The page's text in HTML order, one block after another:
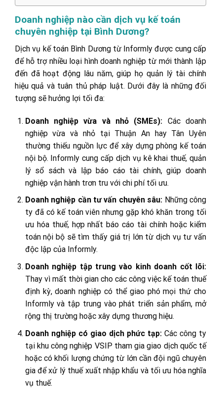
Doanh nghiệp nào cần dịch vụ kế toán
chuyên nghiệp tại Bình Dương?
Dịch vụ kế toán Bình Dương từ Informly được cung cấp
để hỗ trợ nhiều loại hình doanh nghiệp từ mới thành lập
đến đã hoạt động lâu năm, giúp họ quản lý tài chính
hiệu quả và tuân thủ pháp luật. Dưới đây là những đối
tượng sẽ hưởng lợi tối đa:
Doanh nghiệp vừa và nhỏ (SMEs): Các doanh
nghiệp vừa và nhỏ tại Thuận An hay Tân Uyên
thường thiếu nguồn lực để xây dựng phòng kế toán
nội bộ. Informly cung cấp dịch vụ kê khai thuế, quản
lý sổ sách và lập báo cáo tài chính, giúp doanh
nghiệp vận hành trơn tru với chi phí tối ưu.
Doanh nghiệp cần tư vấn chuyên sâu: Những công
ty đã có kế toán viên nhưng gặp khó khăn trong tối
ưu hóa thuế, hợp nhất báo cáo tài chính hoặc kiểm
toán nội bộ sẽ tìm thấy giá trị lớn từ dịch vụ tư vấn
độc lập của Informly.
Doanh nghiệp tập trung vào kinh doanh cốt lõi:
Thay vì mất thời gian cho các công việc kế toán thuế
định kỳ, doanh nghiệp có thể giao phó mọi thứ cho
Informly và tập trung vào phát triển sản phẩm, mở
rộng thị trường hoặc xây dựng thương hiệu.
Doanh nghiệp có giao dịch phức tạp: Các công ty
tại khu công nghiệp VSIP tham gia giao dịch quốc tế
hoặc có khối lượng chứng từ lớn cần đội ngũ chuyên
gia để xử lý thuế xuất nhập khẩu và tối ưu hóa nghĩa
vụ thuế.